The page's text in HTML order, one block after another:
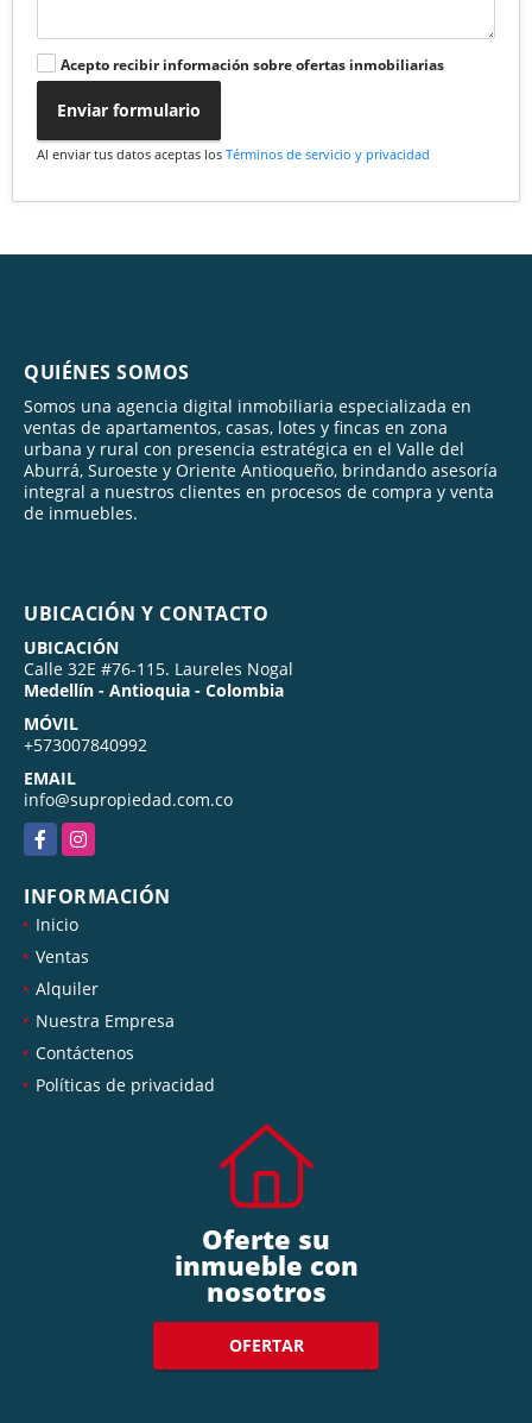
Acepto recibir información sobre ofertas inmobiliarias
Enviar formulario
Al enviar tus datos aceptas los Términos de servicio y privacidad
QUIÉNES SOMOS
Somos una agencia digital inmobiliaria especializada en
ventas de apartamentos, casas, lotes y fincas en zona
urbana y rural con presencia estratégica en el Valle del
Aburrá, Suroeste y Oriente Antioqueño, brindando asesoría
integral a nuestros clientes en procesos de compra y venta
de inmuebles.
UBICACIÓN Y CONTACTO
UBICACIÓN
Calle 32E #76-115. Laureles Nogal
Medellín - Antioquia - Colombia
MÓVIL
+573007840992
EMAIL
info@supropiedad.com.co
FacebookInstagram
INFORMACIÓN
Inicio
Ventas
Alquiler
Nuestra Empresa
Contáctenos
Políticas de privacidad
Oferte su
inmueble con
nosotros
OFERTAR